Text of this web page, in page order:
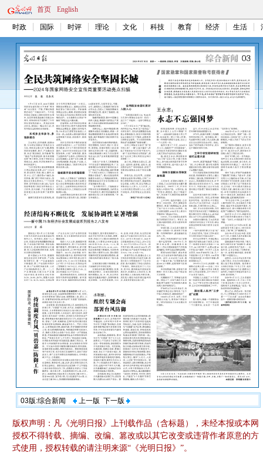
首页 English
时政 国际 时评 理论 文化 科技 教育 经济 生活
03版:综合新闻 上一版 下一版
版权声明：凡《光明日报》上刊载作品（含标题），未经本报或本网
授权不得转载、摘编、改编、篡改或以其它改变或违背作者原意的方
式使用，授权转载的请注明来源“《光明日报》”。